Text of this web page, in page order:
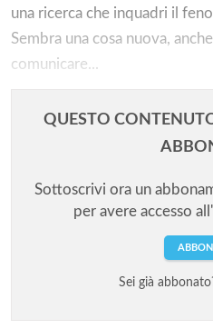
una ricerca che inquadri il
Sembra una cosa nuova,
comunicare...
QUESTO
Sottoscrivi ora un
per avere accesso
Sei già